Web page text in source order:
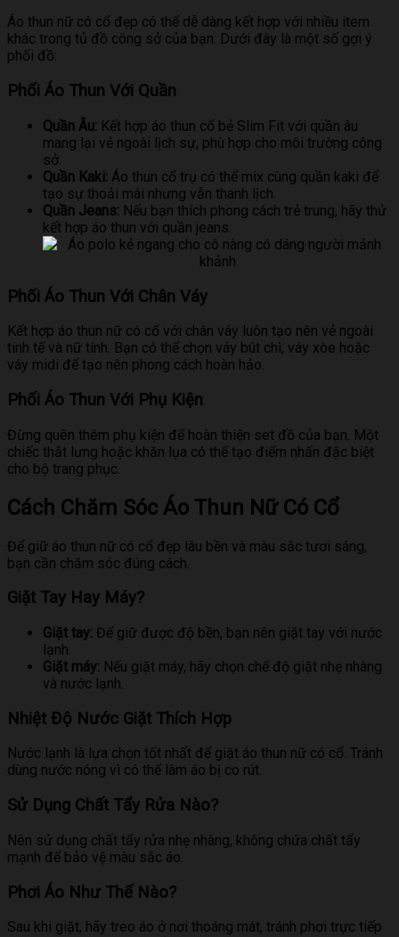
Áo thun nữ có cổ đẹp có thể dễ dàng kết hợp với nhiều item
khác trong tủ đồ công sở của bạn. Dưới đây là một số gợi ý
phối đồ:
Phối Áo Thun Với Quần
Quần Âu: Kết hợp áo thun cổ bẻ Slim Fit với quần âu
mang lại vẻ ngoài lịch sự, phù hợp cho môi trường công
sở.
Quần Kaki: Áo thun cổ trụ có thể mix cùng quần kaki để
tạo sự thoải mái nhưng vẫn thanh lịch.
Quần Jeans: Nếu bạn thích phong cách trẻ trung, hãy thử
kết hợp áo thun với quần jeans.
Phối Áo Thun Với Chân Váy
Kết hợp áo thun nữ có cổ với chân váy luôn tạo nên vẻ ngoài
tinh tế và nữ tính. Bạn có thể chọn váy bút chì, váy xòe hoặc
váy midi để tạo nên phong cách hoàn hảo.
Phối Áo Thun Với Phụ Kiện
Đừng quên thêm phụ kiện để hoàn thiện set đồ của bạn. Một
chiếc thắt lưng hoặc khăn lụa có thể tạo điểm nhấn đặc biệt
cho bộ trang phục.
Cách Chăm Sóc Áo Thun Nữ Có Cổ
Để giữ áo thun nữ có cổ đẹp lâu bền và màu sắc tươi sáng,
bạn cần chăm sóc đúng cách.
Giặt Tay Hay Máy?
Giặt tay: Để giữ được độ bền, bạn nên giặt tay với nước
lạnh.
Giặt máy: Nếu giặt máy, hãy chọn chế độ giặt nhẹ nhàng
và nước lạnh.
Nhiệt Độ Nước Giặt Thích Hợp
Nước lạnh là lựa chọn tốt nhất để giặt áo thun nữ có cổ. Tránh
dùng nước nóng vì có thể làm áo bị co rút.
Sử Dụng Chất Tẩy Rửa Nào?
Nên sử dụng chất tẩy rửa nhẹ nhàng, không chứa chất tẩy
mạnh để bảo vệ màu sắc áo.
Phơi Áo Như Thế Nào?
Sau khi giặt, hãy treo áo ở nơi thoáng mát, tránh phơi trực tiếp